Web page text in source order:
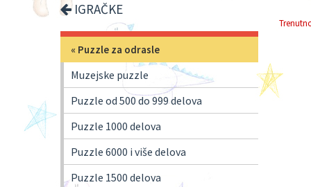
IGRAČKE
« Puzzle za odrasle
Muzejske puzzle
Puzzle od 500 do 999 delova
Puzzle 1000 delova
Puzzle 6000 i više delova
Puzzle 1500 delova